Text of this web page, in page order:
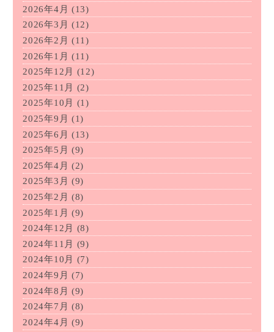
2026年4月 (13)
2026年3月 (12)
2026年2月 (11)
2026年1月 (11)
2025年12月
(12)
2025年11月
(2)
2025年10月
(1)
2025年9月 (1)
2025年6月 (13)
2025年5月 (9)
2025年4月 (2)
2025年3月 (9)
2025年2月 (8)
2025年1月 (9)
2024年12月
(8)
2024年11月
(9)
2024年10月
(7)
2024年9月 (7)
2024年8月 (9)
2024年7月 (8)
2024年4月 (9)